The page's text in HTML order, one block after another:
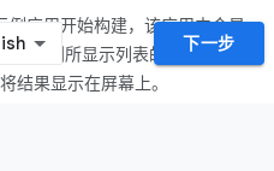
应用开始构建，该应用中会显
滚动到所显示列表的末尾时，
结果显示在屏幕上。
内容：
下一步